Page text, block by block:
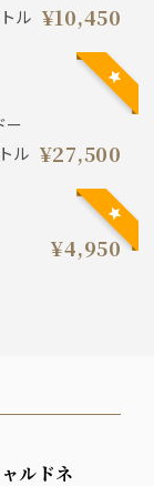
ル ¥10,450
ー
ル ¥27,500
¥4,950
ルドネ